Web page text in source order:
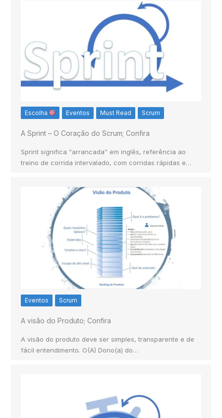
Escolha Eventos Must Read Scrum
A Sprint – O Coração do Scrum; Confira
Sprint significa “arrancada” em inglês, referência ao
treino de corrida intervalado, com corridas rápidas e…
Eventos Scrum
A visão do Produto; Confira
A visão do produto deve ser simples, transparente e de
fácil entendimento. O(A) Dono(a) do…